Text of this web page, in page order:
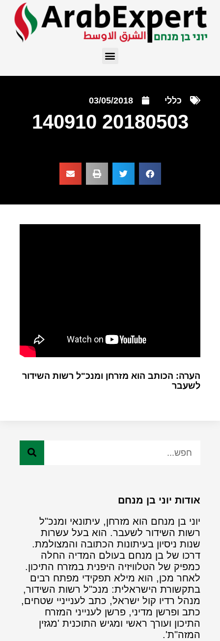
כללי 03/05/2018
20180503 140910
הערה: הכותב הוא מזרחן ומנכ"ל רשות השידור
לשעבר
אודות יוני בן מנחם
יוני בן מנחם הוא מזרחן, עיתונאי ומנכ"ל
רשות השידור לשעבר. הוא בעל עשרות
שנות ניסיון בעיתונות הכתובה והמצולמת.
דרכו של בן מנחם בעולם המדיה החלה
כמפיק של הטלוויזיה היפנית במזרח התיכון.
לאחר מכן, הוא מילא תפקידי מפתח רבים
בתקשורת הישראלית: מנכ"ל רשות השידור,
מנהל רדיו קול ישראל, כתב לענייניי שטחים,
כתב ופרשן מדיני, פרשן לענייני המזרח
התיכון ועורך ראשי ומגיש התוכנית 'מגזין
המזה"ת'.